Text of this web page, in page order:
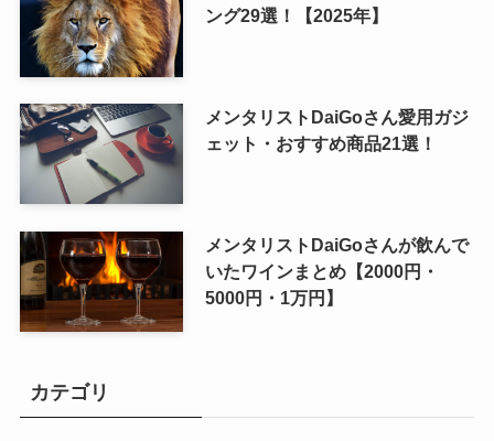
ング29選！【2025年】
メンタリストDaiGoさん愛用ガジ
ェット・おすすめ商品21選！
メンタリストDaiGoさんが飲んで
いたワインまとめ【2000円・
5000円・1万円】
カテゴリ